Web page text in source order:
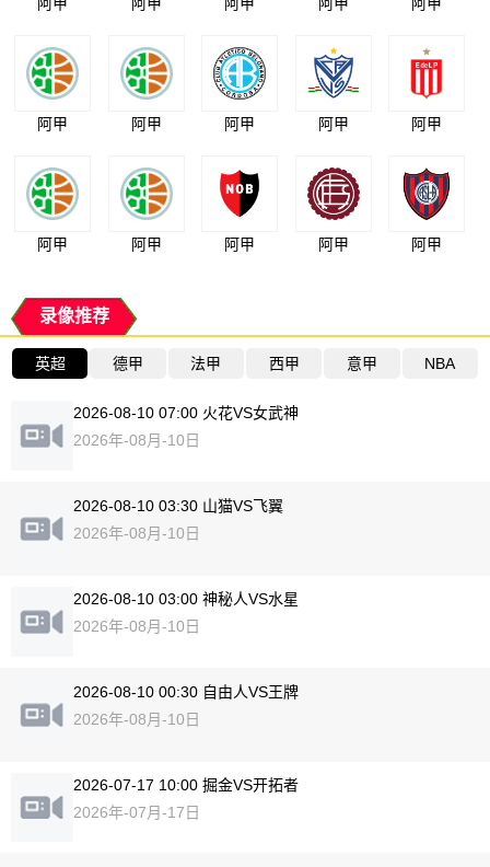
阿甲 阿甲 阿甲 阿甲 阿甲
阿甲 阿甲 阿甲 阿甲 阿甲
录像推荐
英超 德甲 法甲 西甲 意甲 NBA
2026-08-10 07:00 火花VS女武神
2026年-08月-10日
2026-08-10 03:30 山猫VS飞翼
2026年-08月-10日
2026-08-10 03:00 神秘人VS水星
2026年-08月-10日
2026-08-10 00:30 自由人VS王牌
2026年-08月-10日
2026-07-17 10:00 掘金VS开拓者
2026年-07月-17日